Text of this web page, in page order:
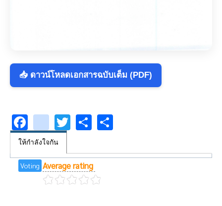
📥 ดาวน์โหลดเอกสารฉบับเต็ม (PDF)
Facebook
youtube
Twitter
Share
ให้กำลังใจกัน
Voting Average rating